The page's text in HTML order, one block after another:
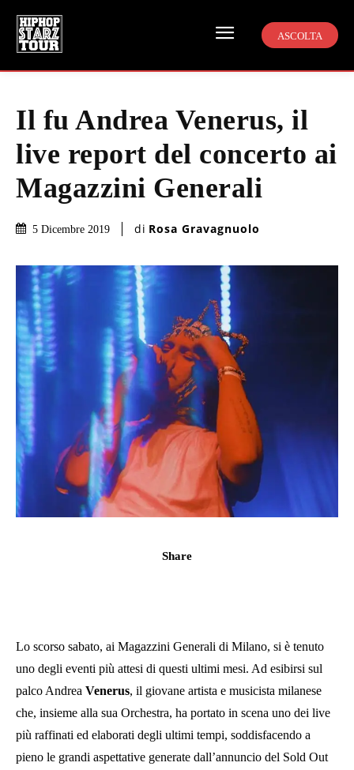
ASCOLTA
Il fu Andrea Venerus, il
live report del concerto ai
Magazzini Generali
5 Dicembre 2019 di Rosa Gravagnuolo
Share
Lo scorso sabato, ai Magazzini Generali di Milano, si è tenuto
uno degli eventi più attesi di questi ultimi mesi. Ad esibirsi sul
palco Andrea Venerus, il giovane artista e musicista milanese
che, insieme alla sua Orchestra, ha portato in scena uno dei live
più raffinati ed elaborati degli ultimi tempi, soddisfacendo a
pieno le grandi aspettative generate dall’annuncio del Sold Out